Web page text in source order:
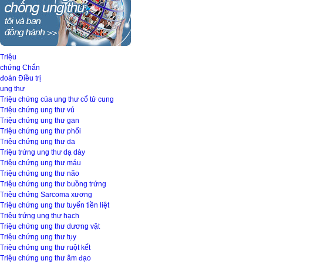
Triệu
chứng Chẩn
đoán Điều trị
ung thư
Triệu chứng của ung thư cổ tử cung
Triệu chứng ung thư vú
Triệu chứng ung thư gan
Triệu chứng ung thư phổi
Triệu chứng ung thư da
Triệu trứng ung thư dạ dày
Triệu chứng ung thư máu
Triệu chứng ung thư não
Triệu chứng ung thư buồng trứng
Triệu chứng Sarcoma xương
Triệu chứng ung thư tuyến tiền liệt
Triệu trứng ung thư hạch
Triệu chứng ung thư dương vật
Triệu chứng ung thư tụy
Triệu chứng ung thư ruột kết
Triệu chứng ung thư âm đạo